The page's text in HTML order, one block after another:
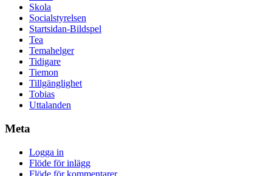
Skola
Socialstyrelsen
Startsidan-Bildspel
Tea
Temahelger
Tidigare
Tiemon
Tillgänglighet
Tobias
Uttalanden
Meta
Logga in
Flöde för inlägg
Flöde för kommentarer